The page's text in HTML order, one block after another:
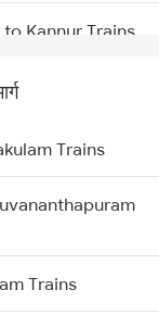
Kannur Trains
Chengalpattu
Trains
Trains